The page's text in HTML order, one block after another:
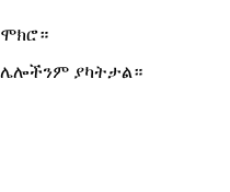
ሌሎችንም ያካትታል።